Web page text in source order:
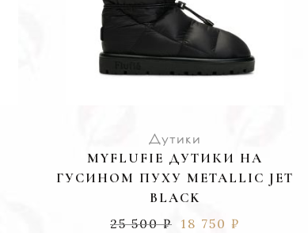
Дутики
MYFLUFIE ДУТИКИ НА
ГУСИНОМ ПУХУ METALLIC JET
BLACK
25 500₽ 18 750 ₽